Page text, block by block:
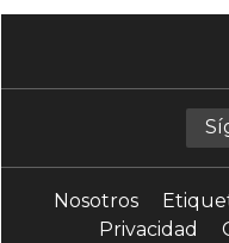
Nosotros
Privacidad